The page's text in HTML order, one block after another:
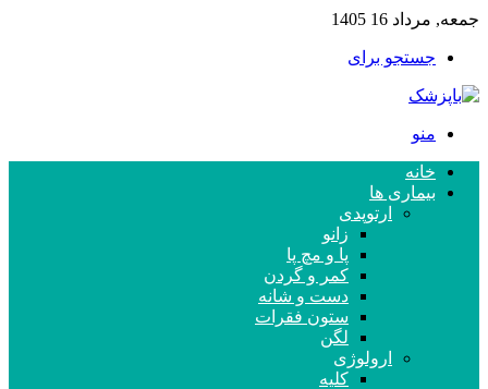
جمعه, مرداد 16 1405
جستجو برای
منو
خانه
بیماری ها
ارتوپدی
زانو
پا و مچ پا
کمر و گردن
دست و شانه
ستون فقرات
لگن
ارولوژی
کلیه